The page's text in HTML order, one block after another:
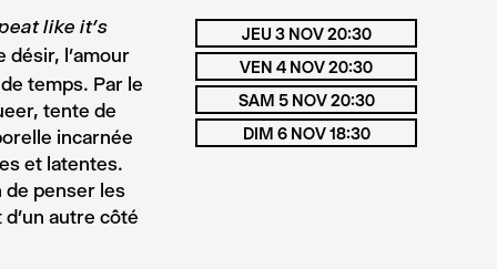
like it’s
désir, l’amour
temps. Par le
tente de
incarnée
et latentes.
de penser les
autre côté
JEU 3 NOV 20:30
VEN 4 NOV 20:30
SAM 5 NOV 20:30
DIM 6 NOV 18:30